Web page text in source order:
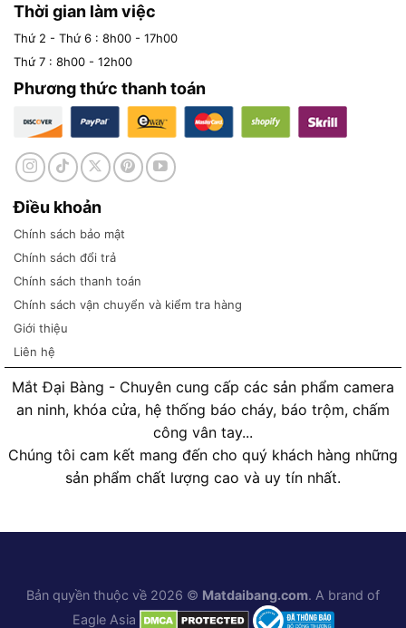
Thời gian làm việc
Thứ 2 - Thứ 6 : 8h00 - 17h00
Thứ 7 : 8h00 - 12h00
Phương thức thanh toán
Điều khoản
Chính sách bảo mật
Chính sách đổi trả
Chính sách thanh toán
Chính sách vận chuyển và kiểm tra hàng
Giới thiệu
Liên hệ
Mắt Đại Bàng - Chuyên cung cấp các sản phẩm camera
an ninh, khóa cửa, hệ thống báo cháy, báo trộm, chấm
công vân tay...
Chúng tôi cam kết mang đến cho quý khách hàng những
sản phẩm chất lượng cao và uy tín nhất.
Bản quyền thuộc về 2026 © Matdaibang.com. A brand of
Eagle Asia